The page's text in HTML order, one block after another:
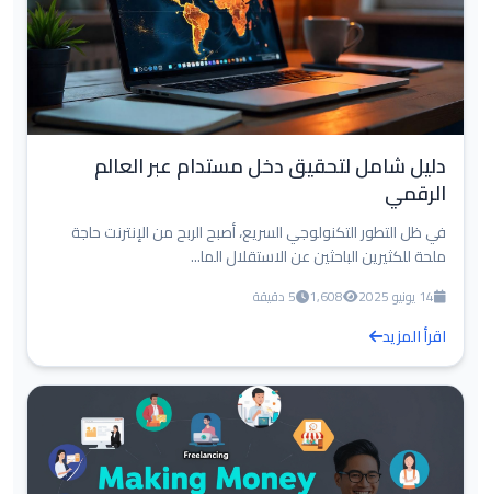
دليل شامل لتحقيق دخل مستدام عبر العالم
الرقمي
في ظل التطور التكنولوجي السريع، أصبح الربح من الإنترنت حاجة
ملحة للكثيرين الباحثين عن الاستقلال الما...
14 يونيو 2025 1,608 5 دقيقة
اقرأ المزيد